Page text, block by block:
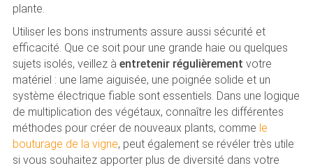
plante.
Utiliser les bons instruments assure aussi sécurité et
efficacité. Que ce soit pour une grande haie ou quelques
sujets isolés, veillez à entretenir régulièrement votre
matériel : une lame aiguisée, une poignée solide et un
système électrique fiable sont essentiels. Dans une logique
de multiplication des végétaux, connaître les différentes
méthodes pour créer de nouveaux plants, comme le
bouturage de la vigne, peut également se révéler très utile
si vous souhaitez apporter plus de diversité dans votre